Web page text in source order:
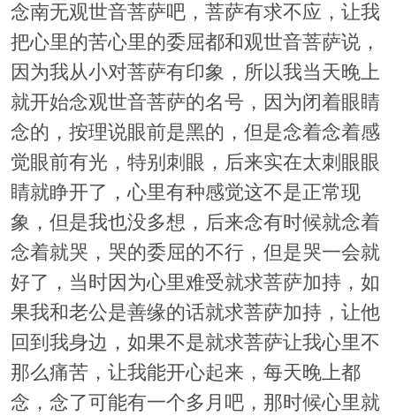
念南无观世音菩萨吧，菩萨有求不应，让我
把心里的苦心里的委屈都和观世音菩萨说，
因为我从小对菩萨有印象，所以我当天晚上
就开始念观世音菩萨的名号，因为闭着眼睛
念的，按理说眼前是黑的，但是念着念着感
觉眼前有光，特别刺眼，后来实在太刺眼眼
睛就睁开了，心里有种感觉这不是正常现
象，但是我也没多想，后来念有时候就念着
念着就哭，哭的委屈的不行，但是哭一会就
好了，当时因为心里难受就求菩萨加持，如
果我和老公是善缘的话就求菩萨加持，让他
回到我身边，如果不是就求菩萨让我心里不
那么痛苦，让我能开心起来，每天晚上都
念，念了可能有一个多月吧，那时候心里就